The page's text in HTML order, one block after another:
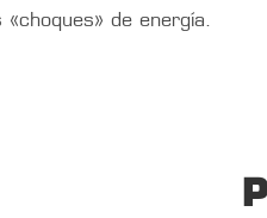
de energía.